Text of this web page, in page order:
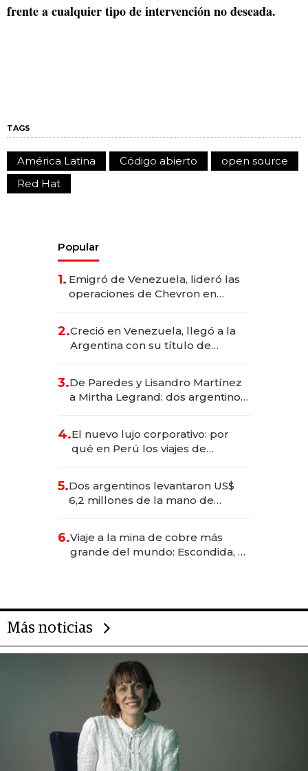
frente a cualquier tipo de intervención no deseada.
TAGS
América Latina Código abierto
open source
Red Hat
Popular
1. Emigró de Venezuela, lideró las
operaciones de Chevron en
2.Creció en Venezuela, llegó a la
Argentina con su título de
las marcas "fast premium"
3.De Paredes y Lisandro Martínez
a Mirtha Legrand: dos argentinos
4.El nuevo lujo corporativo: por
qué en Perú los viajes de
para convertirse en experiencias
transformadoras
5.Dos argentinos levantaron US$
6,2 millones de la mano de
6.Viaje a la mina de cobre más
grande del mundo: Escondida, el
Más noticias